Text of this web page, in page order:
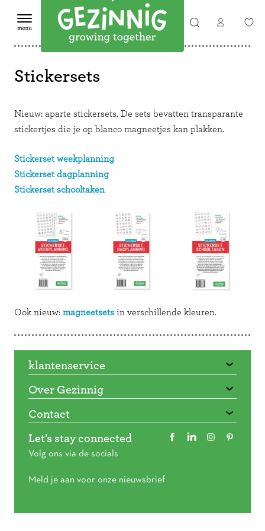
Stickersets
Nieuw: aparte stickersets. De sets bevatten transparante
stickertjes die je op blanco magneetjes kan plakken.
Stickerset weekplanning
Stickerset dagplanning
Stickerset schooltaken
Ook nieuw: magneetsets in verschillende kleuren.
klantenservice
Over Gezinnig
Contact
Let’s stay connected
Volg ons via de socials
Meld je aan voor onze nieuwsbrief